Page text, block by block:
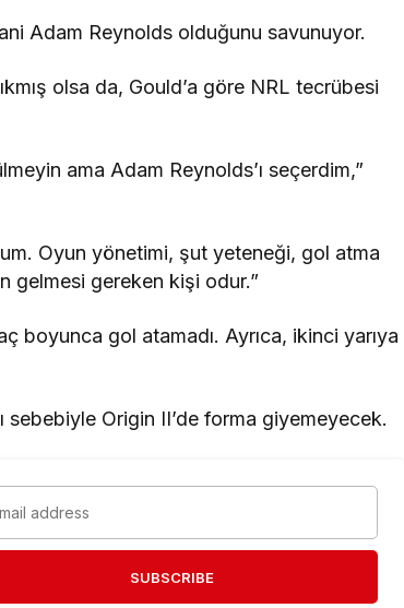
Adam Reynolds olduğunu savunuyor.
olsa da, Gould’a göre NRL tecrübesi
ama Adam Reynolds’ı seçerdim,”
Oyun yönetimi, şut yeteneği, gol atma
gelmesi gereken kişi odur.”
boyunca gol atamadı. Ayrıca, ikinci yarıya
sebebiyle Origin II’de forma giyemeyecek.
SUBSCRIBE